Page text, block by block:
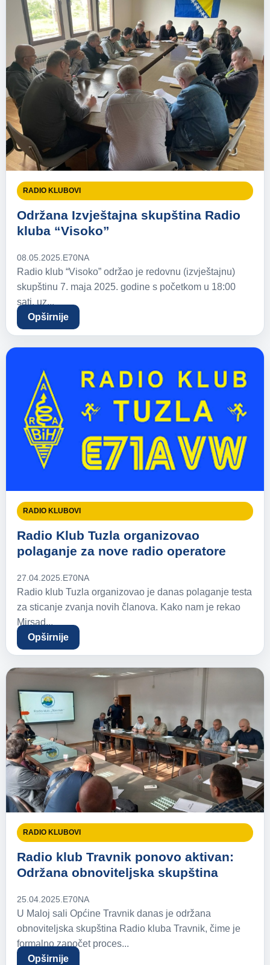
RADIO KLUBOVI
Održana Izvještajna skupština Radio
kluba “Visoko”
08.05.2025. E70NA
Radio klub “Visoko” održao je redovnu (izvještajnu)
skupštinu 7. maja 2025. godine s početkom u 18:00
sati, uz...
Opširnije
RADIO KLUBOVI
Radio Klub Tuzla organizovao
polaganje za nove radio operatore
27.04.2025. E70NA
Radio klub Tuzla organizovao je danas polaganje testa
za sticanje zvanja novih članova. Kako nam je rekao
Mirsad...
Opširnije
RADIO KLUBOVI
Radio klub Travnik ponovo aktivan:
Održana obnoviteljska skupština
25.04.2025.E70NA
U Maloj sali Općine Travnik danas je održana
obnoviteljska skupština Radio kluba Travnik, čime je
formalno započet proces...
Opširnije